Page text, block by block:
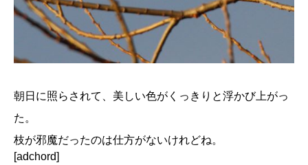
朝日に照らされて、美しい色がくっきりと浮かび上がっ
た。
枝が邪魔だったのは仕方がないけれどね。
[adchord]